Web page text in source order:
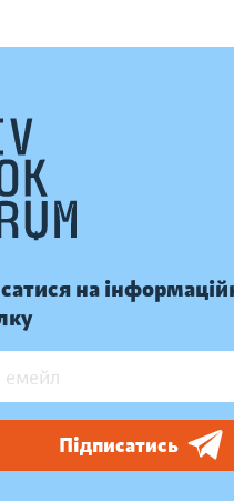
на
Підписатись